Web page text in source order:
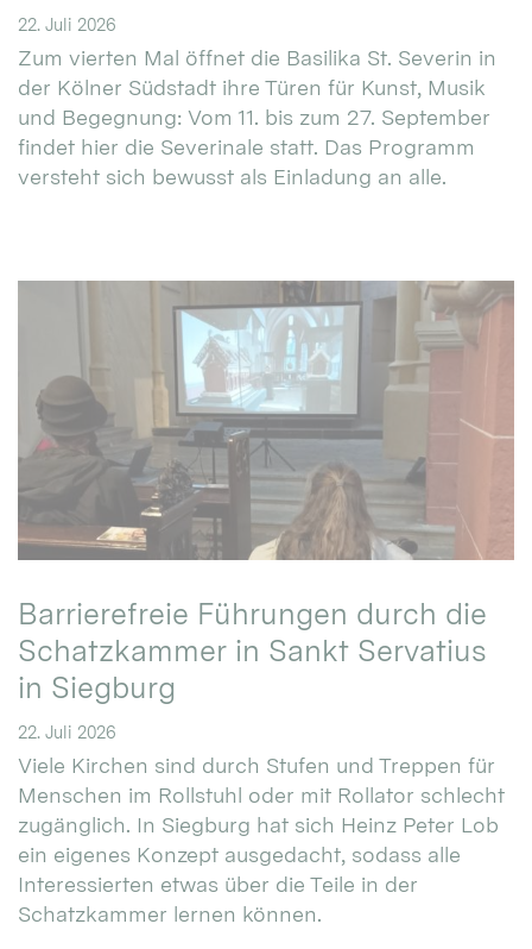
22. Juli 2026
Zum vierten Mal öffnet die Basilika St. Severin in
der Kölner Südstadt ihre Türen für Kunst, Musik
und Begegnung: Vom 11. bis zum 27. September
findet hier die Severinale statt. Das Programm
versteht sich bewusst als Einladung an alle.
Barrierefreie Führungen durch die
Schatzkammer in Sankt Servatius
in Siegburg
22. Juli 2026
Viele Kirchen sind durch Stufen und Treppen für
Menschen im Rollstuhl oder mit Rollator schlecht
zugänglich. In Siegburg hat sich Heinz Peter Lob
ein eigenes Konzept ausgedacht, sodass alle
Interessierten etwas über die Teile in der
Schatzkammer lernen können.